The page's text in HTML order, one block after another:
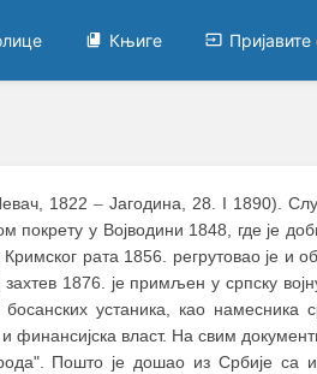
Књиге Пријавите
1822 – Јагодина, 28. I 1890).
покрету у Војводини 1848, где је
рата 1856. регрутовао је и
1876. је примљен у српску
устаника, као намесника
финансијска власт. На свим
Пошто је дошао из Србије са